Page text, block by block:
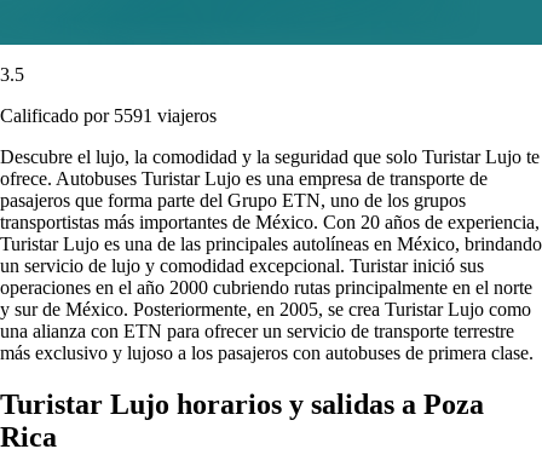
3.5
Calificado por 5591 viajeros
Descubre el lujo, la comodidad y la seguridad que solo Turistar Lujo te
ofrece. Autobuses Turistar Lujo es una empresa de transporte de
pasajeros que forma parte del Grupo ETN, uno de los grupos
transportistas más importantes de México. Con 20 años de experiencia,
Turistar Lujo es una de las principales autolíneas en México, brindando
un servicio de lujo y comodidad excepcional. Turistar inició sus
operaciones en el año 2000 cubriendo rutas principalmente en el norte
y sur de México. Posteriormente, en 2005, se crea Turistar Lujo como
una alianza con ETN para ofrecer un servicio de transporte terrestre
más exclusivo y lujoso a los pasajeros con autobuses de primera clase.
Turistar Lujo horarios y salidas a Poza
Rica